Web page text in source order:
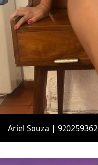
Ariel Souza | 920259362